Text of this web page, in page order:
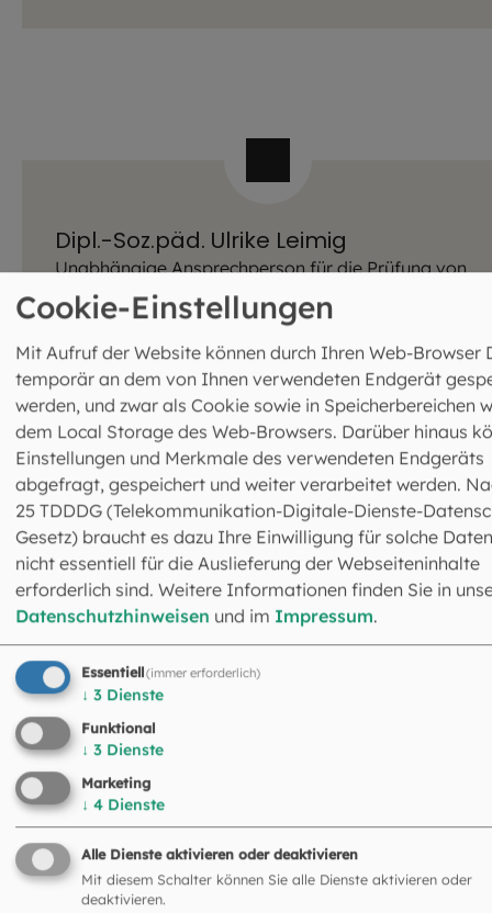
Dipl.-Soz.päd. Ulrike Leimig
Unabhängige Ansprechperson für die Prüfung von
Verdachtsfällen des sexuellen Missbrauchs
Minderjähriger
Postfach 42
82441 Ohlstadt
08841 6769919
0160 8574106
uleimig@missbrauchsbeauftragte-muc.de
Dr. jur. Martin Miebach
Unabhängige Ansprechperson für die Prüfung von
Verdachtsfällen des sexuellen Missbrauchs
Minderjähriger
Tengstraße 27 / III
80798 München
0174 3002647
089 954537131
mmiebach@missbrauchsbeauftragte-muc.de
Cookie-Einstellungen
Mit Aufruf der Website können durch Ihren Web-Browser
temporär an dem von Ihnen verwendeten Endgerät
werden, und zwar als Cookie sowie in Speicherbereichen
dem Local Storage des Web-Browsers. Darüber hinaus
Einstellungen und Merkmale des verwendeten Endgeräts
abgefragt, gespeichert und weiter verarbeitet werden.
25 TDDDG (Telekommunikation-Digitale-Dienste-
Gesetz) braucht es dazu Ihre Einwilligung für solche
nicht essentiell für die Auslieferung der Webseiteninhalte
erforderlich sind. Weitere Informationen finden Sie in
Datenschutzhinweisen und im Impressum.
Essentiell(immer erforderlich)
↓ 3 Dienste
Funktional
↓ 3 Dienste
Marketing
↓ 4 Dienste
Alle Dienste aktivieren oder deaktivieren
Mit diesem Schalter können Sie alle Dienste aktivieren oder
deaktivieren.